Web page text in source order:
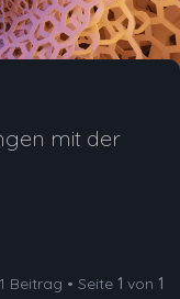
mit der
1 Beitrag • Seite 1 von 1